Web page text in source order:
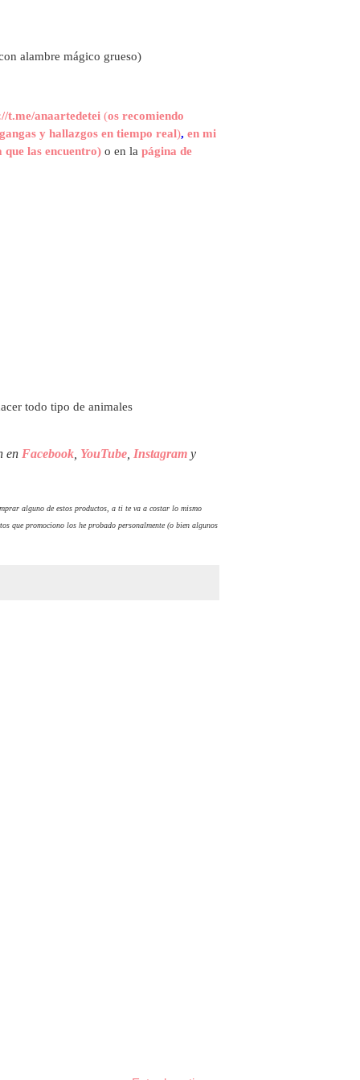
alambre mágico grueso)
t.me/anaartedetei (os recomiendo
y hallazgos en tiempo real), en mi
que las encuentro) o en la página de
todo tipo de animales
en Facebook YouTube Instagram y
alguno de estos productos, a ti te va a costar lo mismo
que promociono los he probado personalmente (o bien algunos